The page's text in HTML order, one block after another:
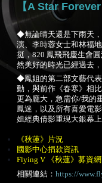
【A Star
◆無論晴天還是下雨天
演、李時蓉女士和林福
挺，820 鳳飛飛慶生會
然美好的時光已經過去
◆鳳姐的第二部文藝代
動，與前作《春寒》相
更為龐大，急需你/我的
鳳迷，以及所有喜愛電
姐經典倩影重現大銀幕上
《秋蓮》片況
國影中心捐款資訊
Flying V 《秋蓮》募資
相關連結： https://